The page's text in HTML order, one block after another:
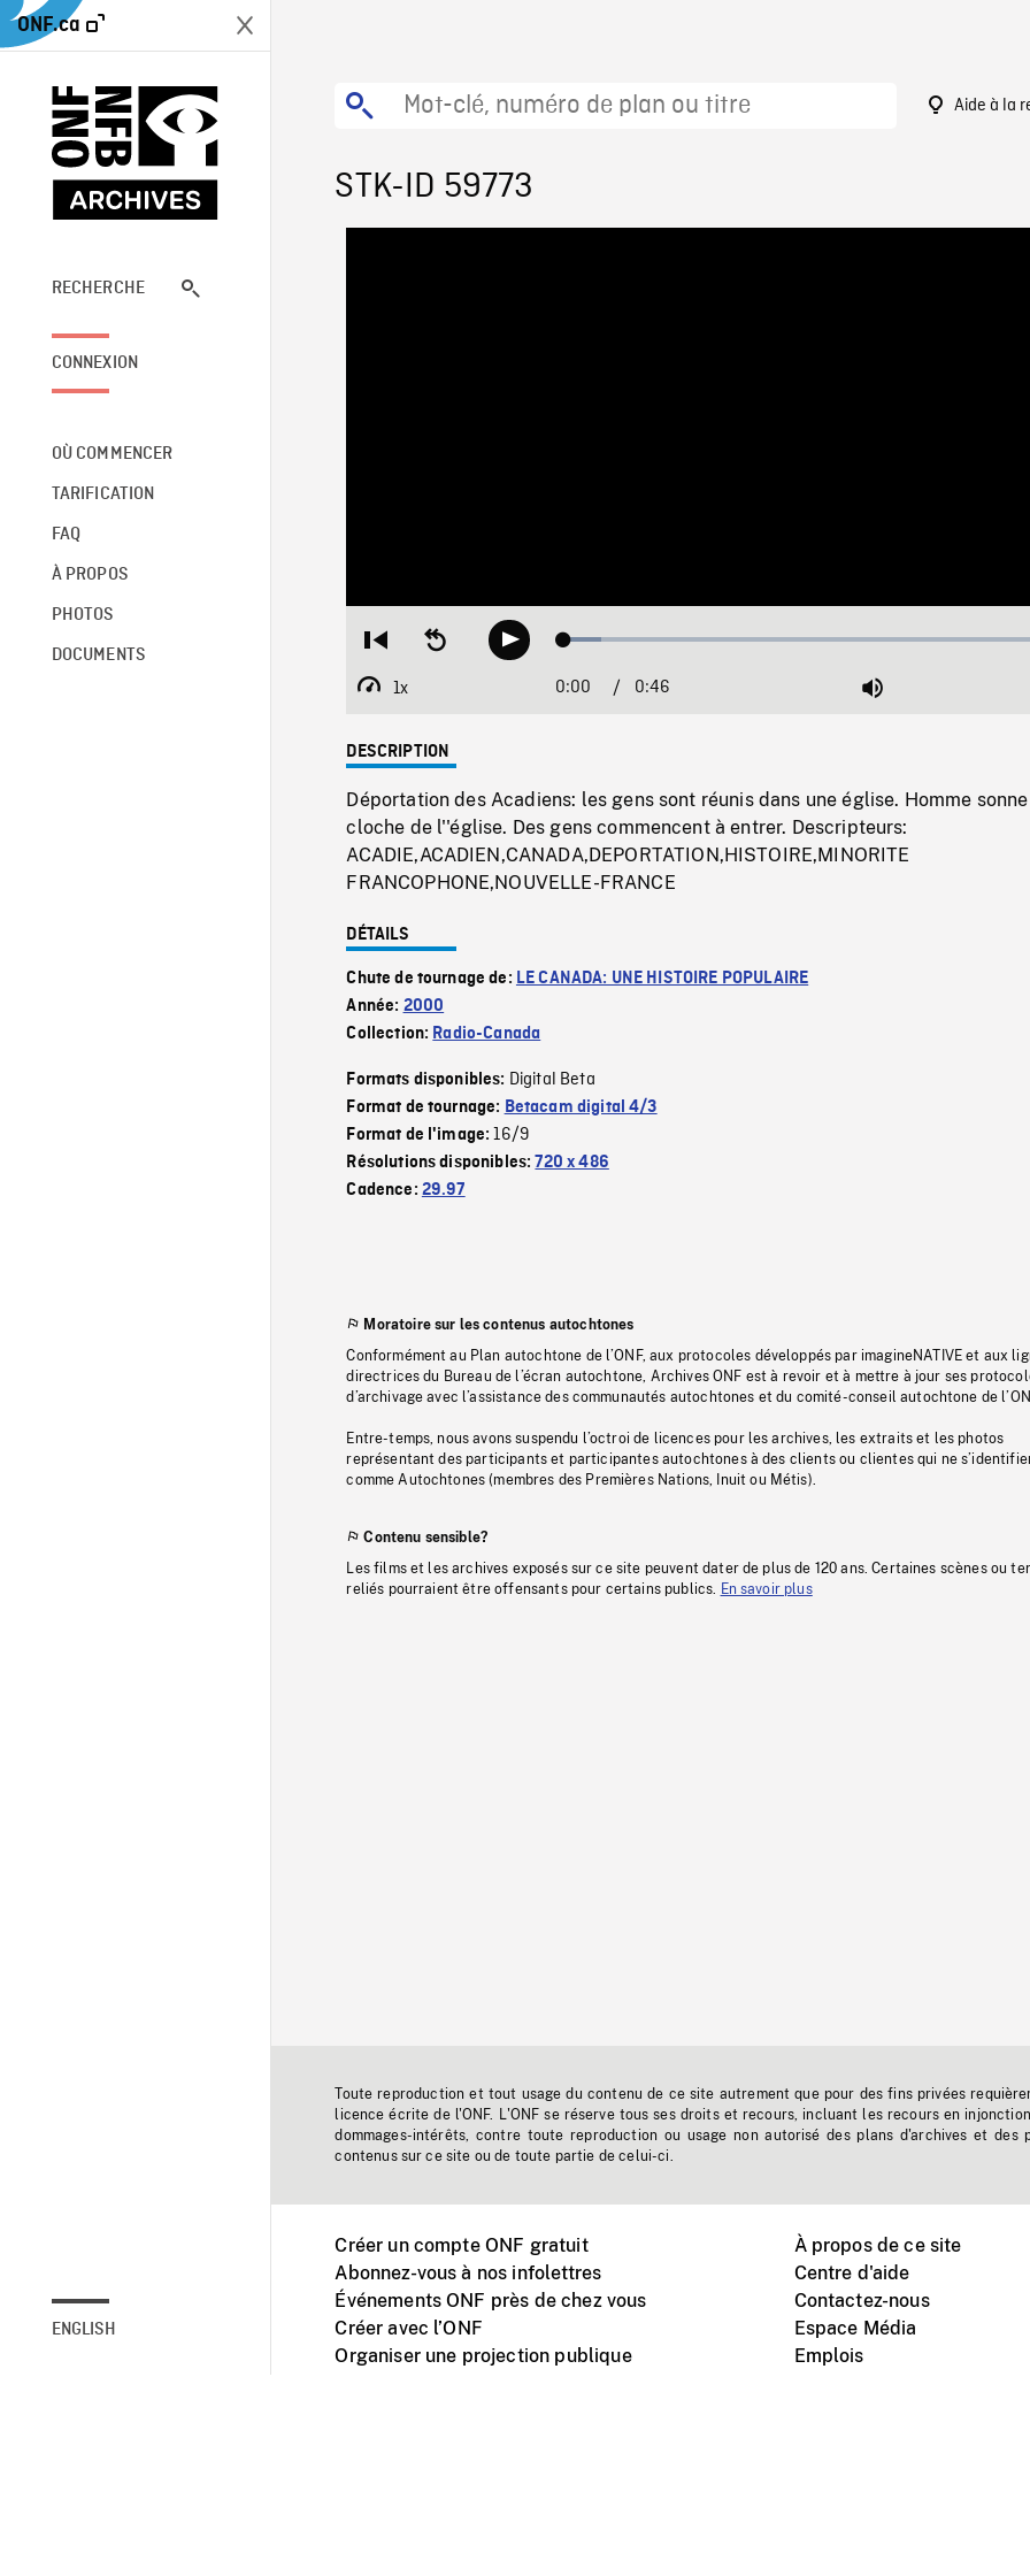
ONF.ca
RECHERCHE
CONNEXION
OÙ COMMENCER
TARIFICATION
FAQ
À PROPOS
PHOTOS
DOCUMENTS
ENGLISH
Aide à la
STK-ID 59773
Restart
beginning
Seek
backwardPlay Loaded:
1x
Playback
Current
0:00 / Duration
0:46 Mute
DESCRIPTION
Déportation des Acadiens: les gens sont réunis dans une église. Homme
cloche de l''église. Des gens commencent à entrer. Descripteurs:
ACADIE,ACADIEN,CANADA,DEPORTATION,HISTOIRE,MINORITE
FRANCOPHONE,NOUVELLE-FRANCE
DÉTAILS
Chute de tournage de: LE CANADA: UNE HISTOIRE POPULAIRE
Année: 2000
Collection: Radio-Canada
Formats disponibles: Digital Beta
Format de tournage: Betacam digital 4/3
Format de l'image:16/9
Résolutions disponibles:720 x 486
Cadence: 29.97
Moratoire sur les contenus autochtones
Conformément au Plan autochtone de l’ONF, aux protocoles développés par imagineNATIVE et aux
directrices du Bureau de l’écran autochtone, Archives ONF est à revoir et à mettre à jour ses
d’archivage avec l’assistance des communautés autochtones et du comité-conseil autochtone de
Entre-temps, nous avons suspendu l’octroi de licences pour les archives, les extraits et les photos
représentant des participants et participantes autochtones à des clients ou clientes qui ne
comme Autochtones (membres des Premières Nations, Inuit ou Métis).
Contenu sensible?
Les films et les archives exposés sur ce site peuvent dater de plus de 120 ans. Certaines scènes ou
reliés pourraient être offensants pour certains publics.
En savoir plus
Toute reproduction et tout usage du contenu de ce site autrement que pour des fins privées
licence écrite de l'ONF. L'ONF se réserve tous ses droits et recours, incluant les recours en
dommages-intérêts, contre toute reproduction ou usage non autorisé des plans d'archives et des
contenus sur ce site ou de toute partie de celui-ci.
Créer un compte ONF gratuit
Abonnez-vous à nos infolettres
Événements ONF près de chez vous
Créer avec l’ONF
Organiser une projection publique
À propos de ce site
Centre d'aide
Contactez-nous
Espace Média
Emplois